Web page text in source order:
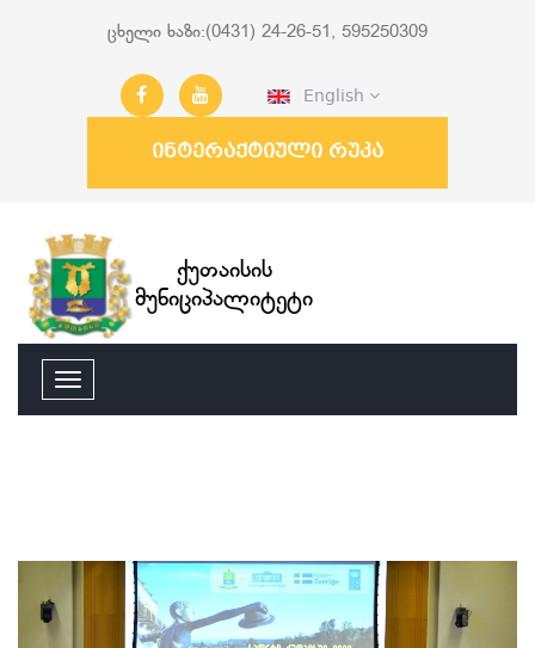
ცხელი ხაზი:(0431) 24-26-51, 595250309
English
ინტერაქტიული რუკა
ქუთაისის
მუნიციპალიტეტი